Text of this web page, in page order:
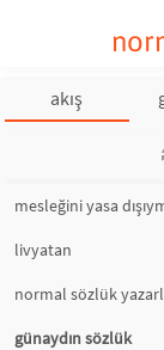
akış
mesleğini yasa
livyatan
normal sözlük
günaydın sözlük